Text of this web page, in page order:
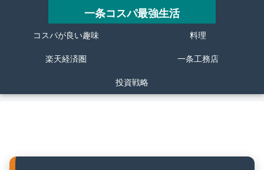
一条コスパ最強生活
コスパが良い趣味 料理
楽天経済圏 一条工務店
投資戦略